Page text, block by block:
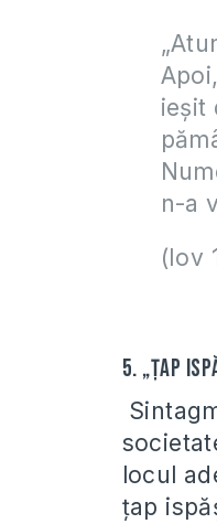
ieşit
n-a
(Iov
5. „Ţap
locul
ţap